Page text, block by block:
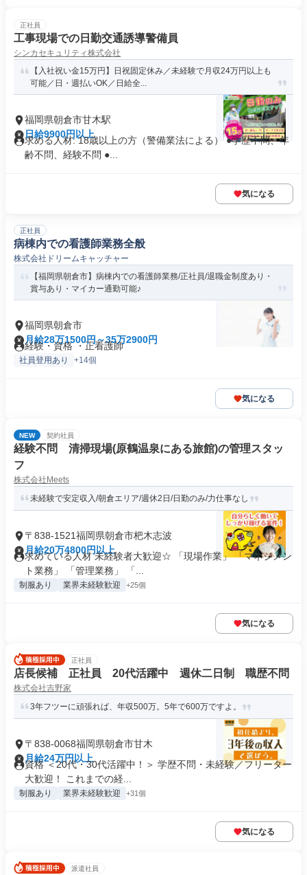
正社員
工事現場での日勤交通誘導警備員
シンカセキュリティ株式会社
【入社祝い金15万円】日祝固定休み／未経験で月収24万円以上も
可能／日・週払いOK／日給全...
福岡県朝倉市甘木駅
日給9900円以上
求める人材: 18歳以上の方（警備業法による） ●学歴不問、年
齢不問、経験不問 ●...
気になる
正社員
病棟内での看護師業務全般
株式会社ドリームキャッチャー
【福岡県朝倉市】病棟内での看護師業務/正社員/退職金制度あり・
賞与あり・マイカー通勤可能♪
福岡県朝倉市
月給28万1500円～35万2900円
経験・資格 ・正看護師
社員登用あり +14個
気になる
NEW 契約社員
経験不問 清掃現場(原鶴温泉にある旅館)の管理スタッ
フ
株式会社Meets
未経験で安定収入/朝倉エリア/週休2日/日勤のみ/力仕事なし
〒838-1521福岡県朝倉市杷木志波
月給20万4800円以上
求めている人材 未経験者大歓迎☆ 「現場作業」 「マネジメン
ト業務」 「管理業務」 「...
制服あり 業界未経験歓迎 +25個
気になる
正社員
店長候補 正社員 20代活躍中 週休二日制 職歴不問
株式会社吉野家
3年フツーに頑張れば、年収500万。5年で600万ですよ。
〒838-0068福岡県朝倉市甘木
月給24万円以上
資格 ＜20代・30代活躍中！＞ 学歴不問・未経験／フリーター
大歓迎！ これまでの経...
制服あり 業界未経験歓迎 +31個
気になる
派遣社員